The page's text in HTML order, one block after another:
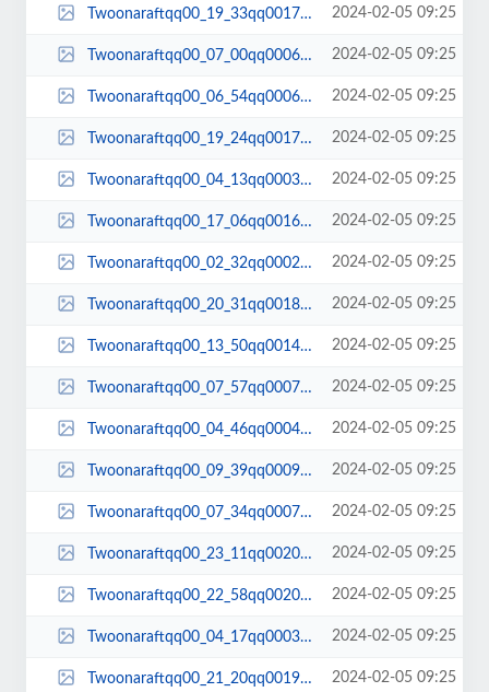
Twoonaraftqq00_19_33qq00179.jpg 2024-02-05 09:25
Twoonaraftqq00_07_00qq00068.jpg 2024-02-05 09:25
Twoonaraftqq00_06_54qq00066.jpg 2024-02-05 09:25
Twoonaraftqq00_19_24qq00177.jpg 2024-02-05 09:25
Twoonaraftqq00_04_13qq00037.jpg 2024-02-05 09:25
Twoonaraftqq00_17_06qq00162.jpg 2024-02-05 09:25
Twoonaraftqq00_02_32qq00024.jpg 2024-02-05 09:25
Twoonaraftqq00_20_31qq00187.jpg 2024-02-05 09:25
Twoonaraftqq00_13_50qq00142.jpg 2024-02-05 09:25
Twoonaraftqq00_07_57qq00077.jpg 2024-02-05 09:25
Twoonaraftqq00_04_46qq00043.jpg 2024-02-05 09:25
Twoonaraftqq00_09_39qq00090.jpg 2024-02-05 09:25
Twoonaraftqq00_07_34qq00074.jpg 2024-02-05 09:25
Twoonaraftqq00_23_11qq00203.jpg 2024-02-05 09:25
Twoonaraftqq00_22_58qq00201.jpg 2024-02-05 09:25
Twoonaraftqq00_04_17qq00038.jpg 2024-02-05 09:25
Twoonaraftqq00_21_20qq00192.jpg 2024-02-05 09:25